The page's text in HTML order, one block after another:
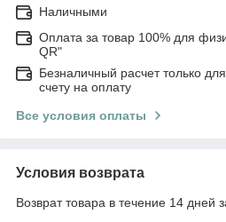
Наличными
Оплата за товар 100% для
QR"
Безналичный расчет только
счету на оплату
Все условия оплаты
Условия возврата
Возврат товара в течение 14 дней